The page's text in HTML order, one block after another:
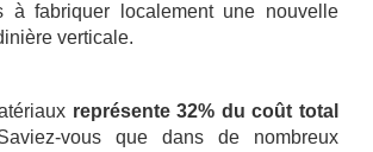
à fabriquer localement une nouvelle
verticale.
représente 32% du coût total
vous que dans de nombreux